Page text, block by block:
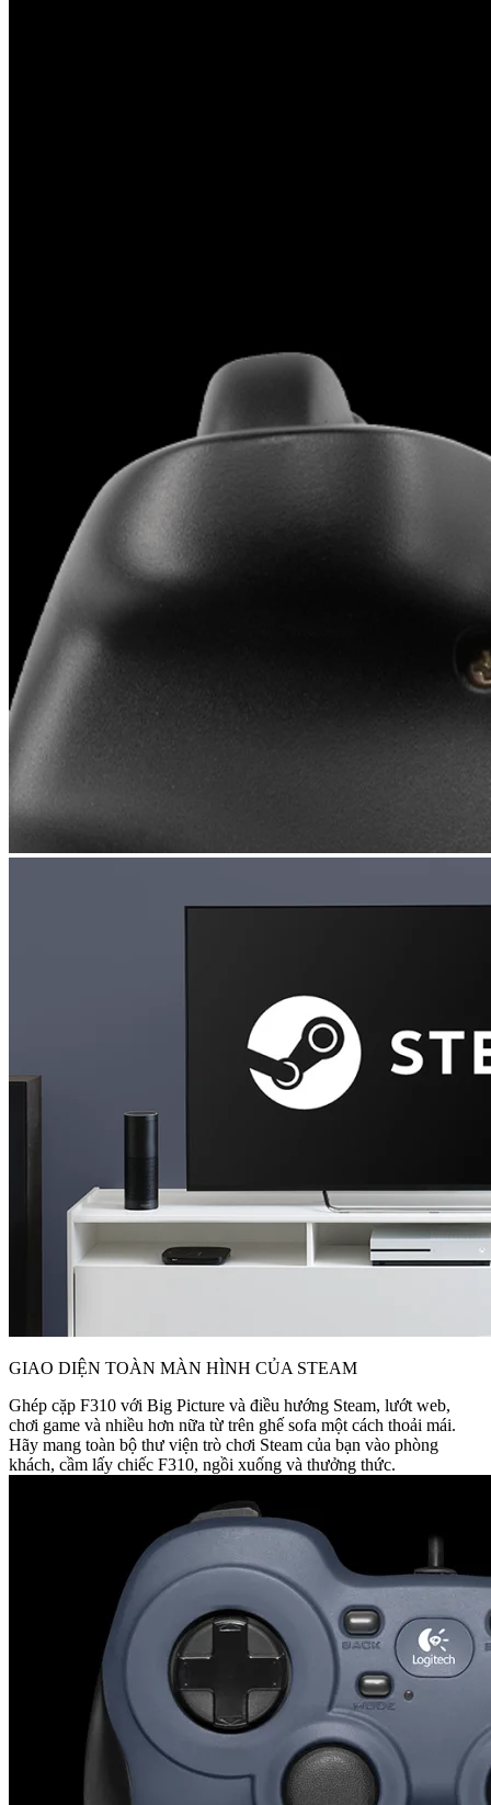
GIAO DIỆN TOÀN MÀN HÌNH CỦA STEAM
Ghép cặp F310 với Big Picture và điều hướng Steam, lướt web,
chơi game và nhiều hơn nữa từ trên ghế sofa một cách thoải mái.
Hãy mang toàn bộ thư viện trò chơi Steam của bạn vào phòng
khách, cầm lấy chiếc F310, ngồi xuống và thưởng thức.